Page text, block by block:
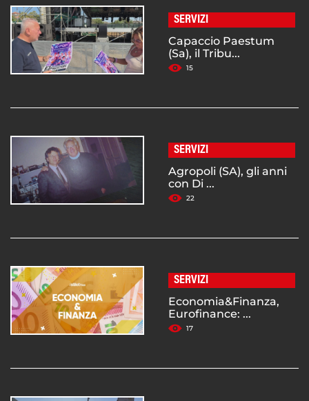
SERVIZI
Capaccio Paestum
(Sa), il Tribu...
15
SERVIZI
Agropoli (SA), gli anni
con Di ...
22
SERVIZI
Economia&Finanza,
Eurofinance: ...
17